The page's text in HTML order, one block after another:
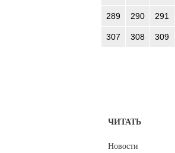
289 290 291
307 308 309
ЧИТАТЬ
Новости